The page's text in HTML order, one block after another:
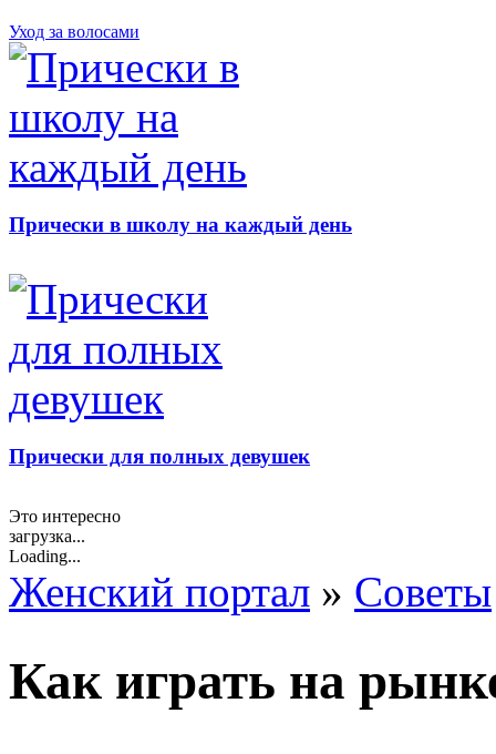
Уход за волосами
Прически в школу на каждый день
Прически для полных девушек
Это интересно
загрузка...
Loading...
Женский портал » Советы
Как играть на